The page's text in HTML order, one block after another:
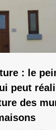
: le
peut
des